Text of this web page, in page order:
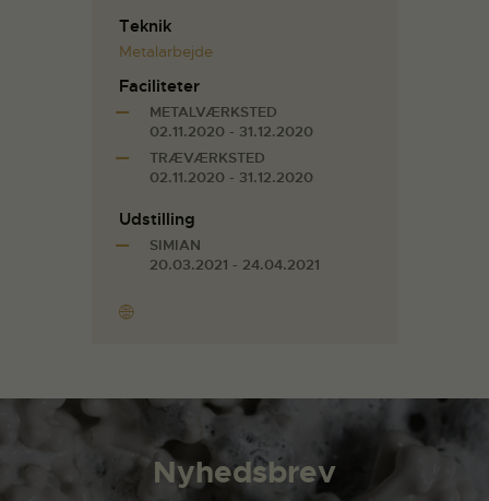
Teknik
Metalarbejde
Faciliteter
METALVÆRKSTED
02.11.2020 - 31.12.2020
TRÆVÆRKSTED
02.11.2020 - 31.12.2020
Udstilling
SIMIAN
20.03.2021 - 24.04.2021
Nyhedsbrev